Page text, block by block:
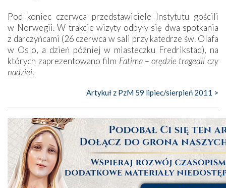
Pod koniec czerwca przedstawiciele Instytutu gościli
w Norwegii. W trakcie wizyty odbyły się dwa spotkania
z darczyńcami (26 czerwca w sali przy katedrze św. Olafa
w Oslo, a dzień później w miasteczku Fredrikstad), na
których zaprezentowano film Fatima – orędzie tragedii czy
nadziei.
Artykuł z PzM 59 lipiec/sierpień 2011 >